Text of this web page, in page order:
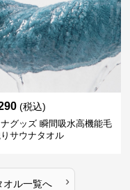
(税込)
グッズ 瞬間吸水高機能毛
サウナタオル
オル一覧へ ›